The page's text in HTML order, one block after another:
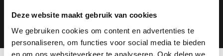
Deze website maakt gebruik van cookies
We gebruiken cookies om content en advertenties te
personaliseren, om functies voor social media te bieden
en om ons websiteverkeer te analyseren. Ook delen we
dan heb je twee weken de tijd om een definitief besluit te
nemen.